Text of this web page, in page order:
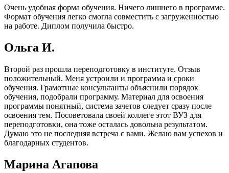
Очень удобная форма обучения. Ничего лишнего в программе.
Формат обучения легко смогла совместить с загруженностью
на работе. Диплом получила быстро.
Ольга И.
Второй раз прошла переподготовку в институте. Отзыв
положительный. Меня устроили и программа и сроки
обучения. Грамотные консультанты объяснили порядок
обучения, подобрали программу. Материал для освоения
программы понятный, система зачетов следует сразу после
освоения тем. Посоветовала своей коллеге этот ВУЗ для
переподготовки, она тоже осталась довольна результатом.
Думаю это не последняя встреча с вами. Желаю вам успехов и
благодарных студентов.
Марина Агапова